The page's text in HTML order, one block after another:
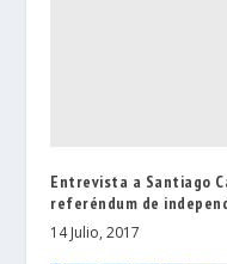
Entrevista a Santiago
referéndum de
14 Julio, 2017